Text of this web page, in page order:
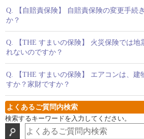
Q.
【自賠責保険】 自賠責保険の変更手続
か？
Q.
【THE すまいの保険】 火災保険では地
れないのですか？
Q.
【THE すまいの保険】 エアコンは、建
すか？家財ですか？
よくあるご質問内検索
検索するキーワードを入力してください。